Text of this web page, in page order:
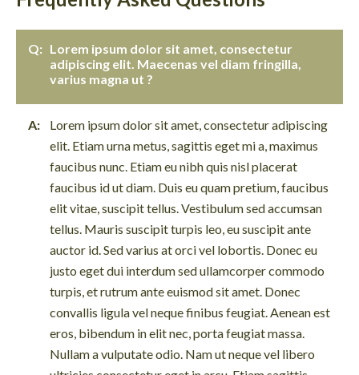
Lorem ipsum dolor sit amet, consectetur
adipiscing elit. Maecenas vel diam fringilla,
varius magna ut ?
Lorem ipsum dolor sit amet, consectetur adipiscing
elit. Etiam urna metus, sagittis eget mi a, maximus
faucibus nunc. Etiam eu nibh quis nisl placerat
faucibus id ut diam. Duis eu quam pretium, faucibus
elit vitae, suscipit tellus. Vestibulum sed accumsan
tellus. Mauris suscipit turpis leo, eu suscipit ante
auctor id. Sed varius at orci vel lobortis. Donec eu
justo eget dui interdum sed ullamcorper commodo
turpis, et rutrum ante euismod sit amet. Donec
convallis ligula vel neque finibus feugiat. Aenean est
eros, bibendum in elit nec, porta feugiat massa.
Nullam a vulputate odio. Nam ut neque vel libero